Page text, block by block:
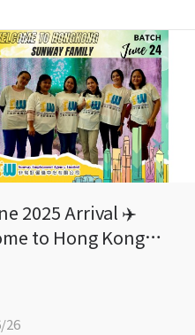
2025 Arrival ✈️
to Hong Kong
26